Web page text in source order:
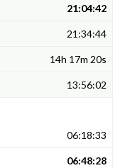
21:04:42
21:34:44
14h 17m 20s
13:56:02
06:18:33
06:48:28